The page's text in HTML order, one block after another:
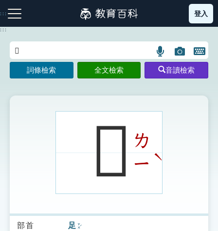
到
主
:::
注音索引圖示 筆畫索引圖示 部首索引表圖示
索引選單
登入
:::
語
言
搜
示
圖
片
搜
開
鍵
圖
詞條檢索 全文檢索 音讀檢索
𨇗ㄌ
ㄧˋ
部首 足 ㄗㄨˊ